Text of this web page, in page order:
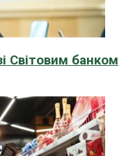
Світовим банком